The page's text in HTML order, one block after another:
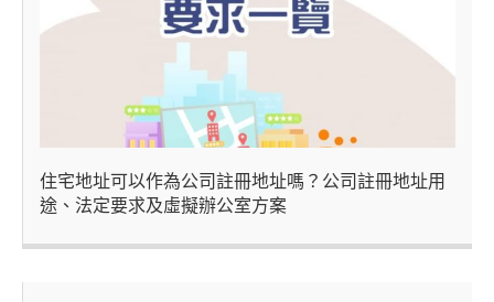
住宅地址可以作為公司註冊地址嗎？公司註冊地址用
途、法定要求及虛擬辦公室方案